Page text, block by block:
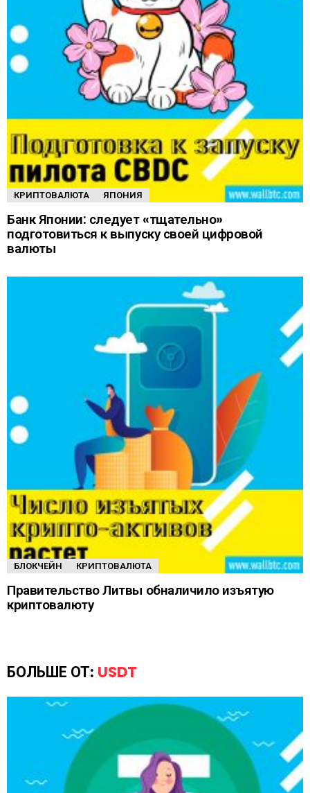
КРИПТОВАЛЮТА ЯПОНИЯ
Банк Японии: следует «тщательно»
подготовиться к выпуску своей цифровой
валюты
БЛОКЧЕЙН КРИПТОВАЛЮТА
Правительство Литвы обналичило изъятую
криптовалюту
БОЛЬШЕ ОТ: USDT